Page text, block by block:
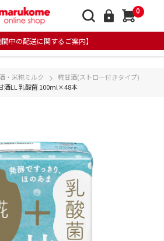
0
間中の配送に関するご案内】
・米糀ミルク
糀甘酒(ストロー付きタイプ)
酒LL 乳酸菌 100ml×48本